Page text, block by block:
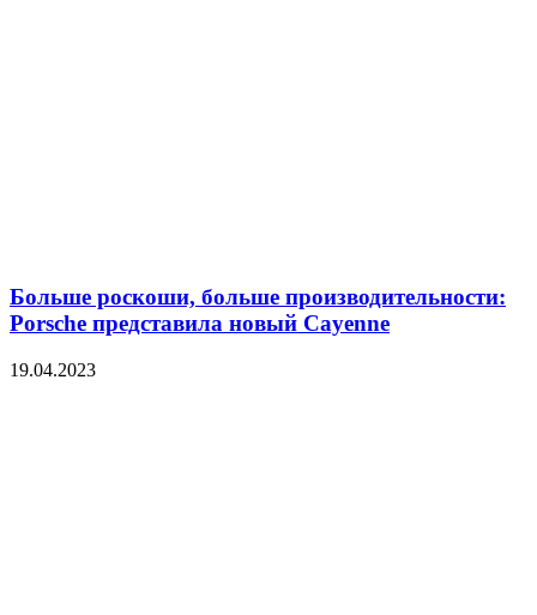
Больше роскоши, больше производительности:
Porsche представила новый Cayenne
19.04.2023